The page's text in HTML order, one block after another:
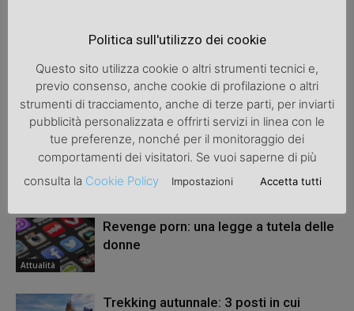
ARTICOLI CORRELATI ALTRO DALL'AUTORE
Attualità
Una bicicletta da donna per migliorare
Attualità
Revenge porn: una legge a tutela delle
donne
Trekking autunnale: 3 posti in cui
Politica sull'utilizzo dei cookie
Questo sito utilizza cookie o altri strumenti tecnici e,
previo consenso, anche cookie di profilazione o altri
strumenti di tracciamento, anche di terze parti, per inviarti
pubblicità personalizzata e offrirti servizi in linea con le
tue preferenze, nonché per il monitoraggio dei
comportamenti dei visitatori. Se vuoi saperne di più
consulta la Cookie Policy Impostazioni Accetta tutti